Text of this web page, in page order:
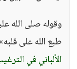
وقوله صلى الله
طبع الله على قلبه»
الألباني في